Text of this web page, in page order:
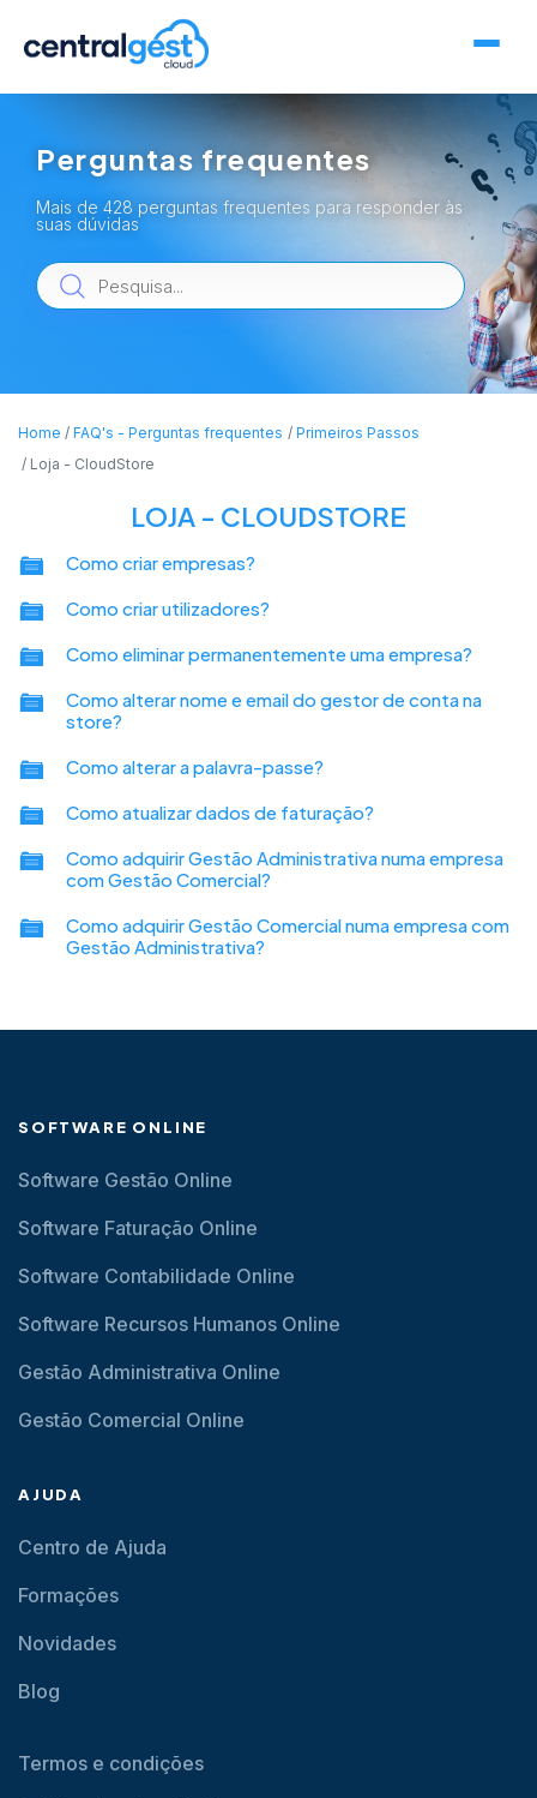
Perguntas frequentes
Mais de 428 perguntas frequentes para responder às
suas dúvidas
Home FAQ's - Perguntas frequentes
Primeiros Passos
Loja - CloudStore
LOJA - CLOUDSTORE
Como criar empresas?
Como criar utilizadores?
Como eliminar permanentemente uma empresa?
Como alterar nome e email do gestor de conta na
store?
Como alterar a palavra-passe?
Como atualizar dados de faturação?
Como adquirir Gestão Administrativa numa empresa
com Gestão Comercial?
Como adquirir Gestão Comercial numa empresa com
Gestão Administrativa?
SOFTWARE ONLINE
Software Gestão Online
Software Faturação Online
Software Contabilidade Online
Software Recursos Humanos Online
Gestão Administrativa Online
Gestão Comercial Online
AJUDA
Centro de Ajuda
Formações
Novidades
Blog
Termos e condições